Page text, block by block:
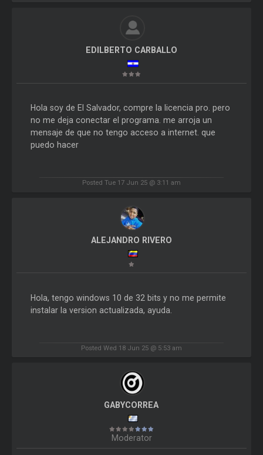
EDILBERTO CARBALLO
Hola soy de El Salvador, compre la licencia pro. pero
no me deja conectar el programa. me arroja un
mensaje de que no tengo acceso a internet. que
puedo hacer
Posted Tue 17 Jun 25 @ 3:11 am
ALEJANDRO RIVERO
Hola, tengo windows 10 de 32 bits y no me permite
instalar la version actualizada, ayuda.
Posted Wed 18 Jun 25 @ 5:53 am
GABYCORREA
Moderator